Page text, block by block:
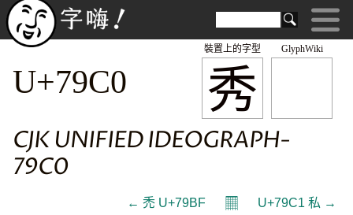
GlyphWiki
秀
裝置上的字型
U+79C0
CJK UNIFIED IDEOGRAPH-
79C0
← 禿 U+79BF 𝄜 U+79C1 私 →